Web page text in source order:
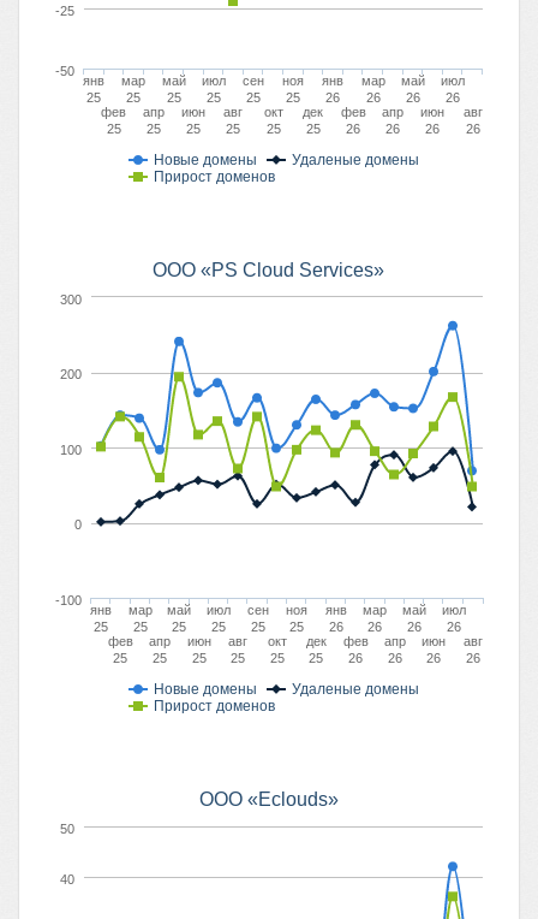
Новые домены
Удаленые домены
Прирост доменов
янв
25
фев
25
мар
25
апр
25
май
25
июн
25
июл
25
авг
25
сен
25
окт
25
ноя
25
дек
25
янв
26
фев
26
мар
26
апр
26
май
26
июн
26
июл
26
авг
26
-50
-25
ООО «PS Cloud Services»
Новые домены
Удаленые домены
Прирост доменов
янв
25
фев
25
мар
25
апр
25
май
25
июн
25
июл
25
авг
25
сен
25
окт
25
ноя
25
дек
25
янв
26
фев
26
мар
26
апр
26
май
26
июн
26
июл
26
авг
26
0
100
200
300
-100
ООО «Eclouds»
40
50